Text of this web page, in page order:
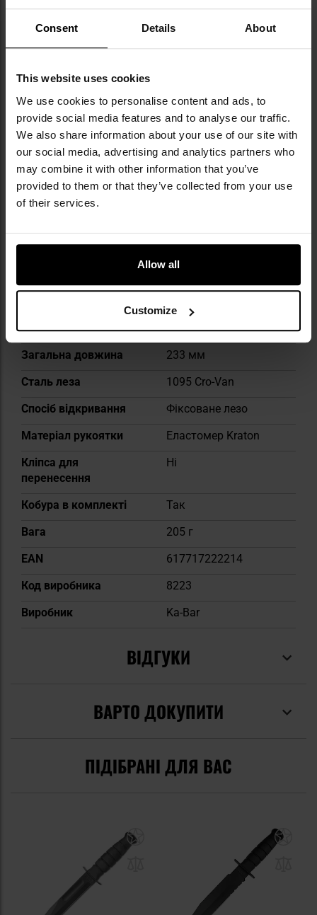
Consent Details About
This website uses cookies
We use cookies to personalise content and ads, to
provide social media features and to analyse our traffic.
We also share information about your use of our site with
our social media, advertising and analytics partners who
may combine it with other information that you’ve
provided to them or that they’ve collected from your use
of their services.
Allow all
Customize
Стиль
Військово-
тактичний
Довжина клинка
130 мм
Товщина леза
Профіль леза
Тип леза
Гладке
Добра
Тип блокування
Фіксоване лезо
Загальна довжина
233 мм
Сталь леза
1095 Cro-Van
Спосіб відкривання
Фіксоване лезо
Матеріал рукоятки
Еластомер Kraton
Кліпса для
перенесення
Ні
Кобура в комплекті
Так
Вага
205 г
EAN
617717222214
Код виробника
8223
Виробник
Ka-Bar
ВІДГУКИ
ВАРТО ДОКУПИТИ
ПІДІБРАНІ ДЛЯ ВАС